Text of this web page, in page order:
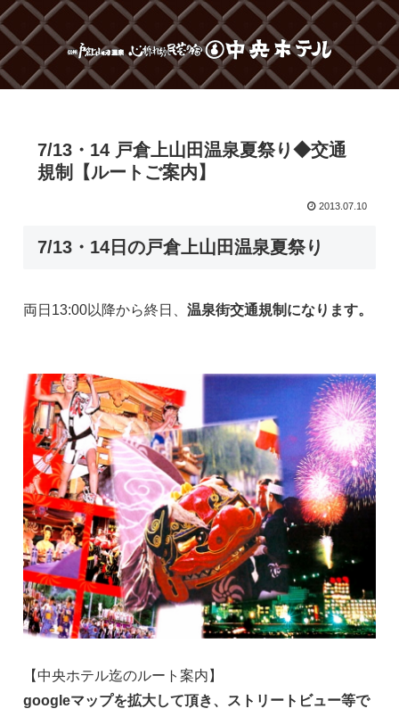
7/13・14 戸倉上山田温泉夏祭り◆交通
規制【ルートご案内】
2013.07.10
7/13・14日の戸倉上山田温泉夏祭り
両日13:00以降から終日、 温泉街交通規制になります。
【中央ホテル迄のルート案内】
googleマップを拡大して頂き、ストリートビュー等で